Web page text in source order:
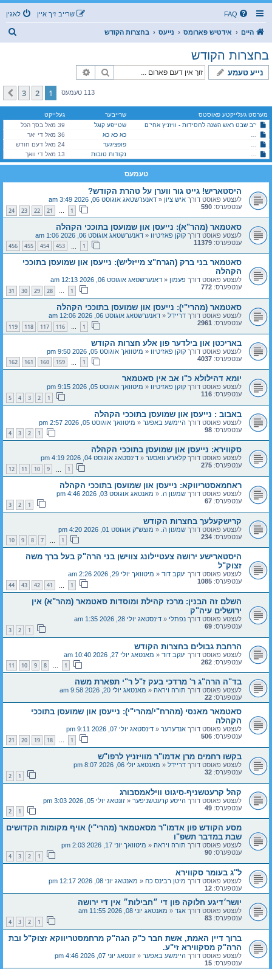
FAQ לאגין שרייב זיך איין
היים אידטיש פארומס נייעס בחצרות הקודש
בחצרות הקודש
נייע טעמע זוך
113 טעמעס 1
2
3
קומענדיגע
מערסט געלייקטע פאוסטס שרייבער
געלייקט
י”ב שבט ראש השנה לחסידות - וויזניץ אחי”ם
שטייפע קוגל
39 מאל בסך הכל
היסטארישע ירושה צעטיילונג צווישן בני הרה"ק בעל ברך משה זצוק"ל
כא כא כא
36 מאל די יאר
סאטמאר (מהר"א): נייעסן און שמועסן בתוככי הקהלהפופציגער
24 מאל דעם חודש
סאטמאר (מהר"א): נייעסן און שמועסן בתוככי הקהלהנקודות טובות 13 מאל די וואך
טעמעס
היסטאריש! גייט גור ווערן על טהרת הקודש?
לעצטע פאוסט דורך איש ציון « דאנערשטאג אוגוסט 06, 2026 3:49 am
ענטפערס: 590
1
…
21
22
23
24
סאטמאר (מהר"א): נייעסן און שמועסן בתוככי הקהלה
לעצטע פאוסט דורך קוקן פאזיטיוו « דאנערשטאג אוגוסט 06, 2026 1:06 am
ענטפערס: 11379
1
453
454
455
456
סאטמאר בני ברק (הגרח"צ מייזליש): נייעסן און שמועסן בתוככי
הקהלה
לעצטע פאוסט דורך פעמון « דאנערשטאג אוגוסט 06, 2026 12:13 am
ענטפערס: 772
1
…
28
29
30
31
סאטמאר (מהרי"י): נייעסן און שמועסן בתוככי הקהלה
לעצטע פאוסט דורך דריידל « דאנערשטאג אוגוסט 06, 2026 12:06 am
ענטפערס: 2961
1
…
116
117
118
119
באריכטן און בילדער פון אלע חצרות הקודש
לעצטע פאוסט דורך קוקן פאזיטיוו « מיטוואך אוגוסט 05, 2026 9:50 pm
ענטפערס: 4037
1
159
160
161
162
יומא דהילולא כ"ו אב אין סאטמאר
לעצטע פאוסט דורך קוקן פאזיטיוו « מיטוואך אוגוסט 05, 2026 9:15 pm
ענטפערס: 116
1
2
3
4
5
באבוב : נייעסן און שמועסן בתוככי הקהלה
לעצטע פאוסט דורך היימשע באפער « מיטוואך אוגוסט 05, 2026 2:57 pm
ענטפערס: 98
1
2
3
4
סקווירא: נייעסן און שמועסן בתוככי הקהלה
לעצטע פאוסט דורך קלארע וואסער « דינסטאג אוגוסט 04, 2026 4:19 pm
ענטפערס: 275
1
9
10
11
12
ראחמאסטריווקא: נייעסן און שמועסן בתוככי הקהלה
לעצטע פאוסט דורך שמעון ה. « מאנטאג אוגוסט 03, 2026 4:46 pm
ענטפערס: 67
1
2
3
קרישקעלעך בחצרות הקודש
לעצטע פאוסט דורך שמעון ה. « מוצש"ק אוגוסט 01, 2026 4:20 pm
ענטפערס: 234
1
7
8
9
10
היסטארישע ירושה צעטיילונג צווישן בני הרה"ק בעל ברך משה
זצוק"ל
לעצטע פאוסט דורך יעקב דוד « מיטוואך יולי 29, 2026 2:26 am
ענטפערס: 1085
1
41
42
43
44
השלם זה הבנין: מרכז קהילת ומוסדות סאטמאר (מהר"א) אין
ירושלים עיה"ק
לעצטע פאוסט דורך נפתלי « דינסטאג יולי 28, 2026 1:35 am
ענטפערס: 69
1
2
3
הרחבת גבולים בחצרות הקודש
לעצטע פאוסט דורך יעקב דוד « מאנטאג יולי 27, 2026 10:40 am
ענטפערס: 262
1
8
9
10
11
בד"ה הרה"ג ר' מרדכי בעק ז"ל ר"י תפארת משה
לעצטע פאוסט דורך תורה ויראה « מאנטאג יולי 20, 2026 9:58 am
ענטפערס: 22
סאטמאר מאנסי (מהרח"י/מהרי"י): נייעסן און שמועסן בתוככי
הקהלה
לעצטע פאוסט דורך אנדערער « דינסטאג יולי 07, 2026 9:11 pm
ענטפערס: 506
1
…
18
19
20
21
בקשו רחמים מרן אדמו"ר מוויזניץ לרפו"ש
לעצטע פאוסט דורך דריידל « מאנטאג יולי 06, 2026 8:07 pm
ענטפערס: 32
1
2
קהל קרעטשניף-סיגוט ווילאמסבורג
לעצטע פאוסט דורך הייסע קרעטשניפער « זונטאג יולי 05, 2026 3:03 pm
ענטפערס: 49
1
2
מסע הקודש פון אדמו"ר מסאטמאר (מהרי"י) אויף מקומות הקדושים
שבת במדבר תשפ"ו
לעצטע פאוסט דורך תורה ויראה « מיטוואך יוני 17, 2026 2:03 pm
ענטפערס: 90
1
2
3
4
ל''ג בעומר סקווירא
לעצטע פאוסט דורך מיטן רבינס כח « מאנטאג יוני 08, 2026 12:17 pm
ענטפערס: 12
יושר׳דיגע חלוקה פון די ״חבילות״ אין די ירושה
לעצטע פאוסט דורך אגד « מאנטאג יוני 08, 2026 11:55 am
ענטפערס: 83
1
2
3
4
ברוך דיין האמת, אשת חבר כ"ק הגה"ק מרחמסטריווקא זצוק"ל ובת
הרה"ק מסקווירא זי"ע.
לעצטע פאוסט דורך היימשע באפער « זונטאג יוני 07, 2026 4:46 pm
ענטפערס: 15